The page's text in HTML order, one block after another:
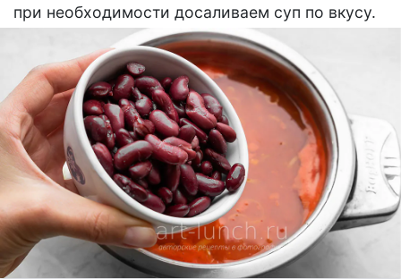
при необходимости досаливаем суп по вкусу.